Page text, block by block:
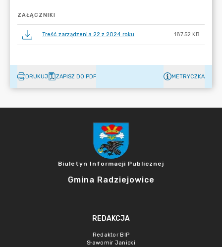
ZAŁĄCZNIKI
Treść zarządzenia 22 z 2024 roku 187.52 KB
DRUKUJ ZAPISZ DO PDF METRYCZKA
Biuletyn Informacji Publicznej
Gmina Radziejowice
REDAKCJA
Redaktor BIP
Sławomir Janicki